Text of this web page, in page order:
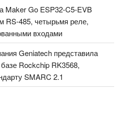
Maker Go ESP32-C5-EVB
RS-485, четырьмя реле,
входами
Geniatech представила
Rockchip RK3568,
SMARC 2.1